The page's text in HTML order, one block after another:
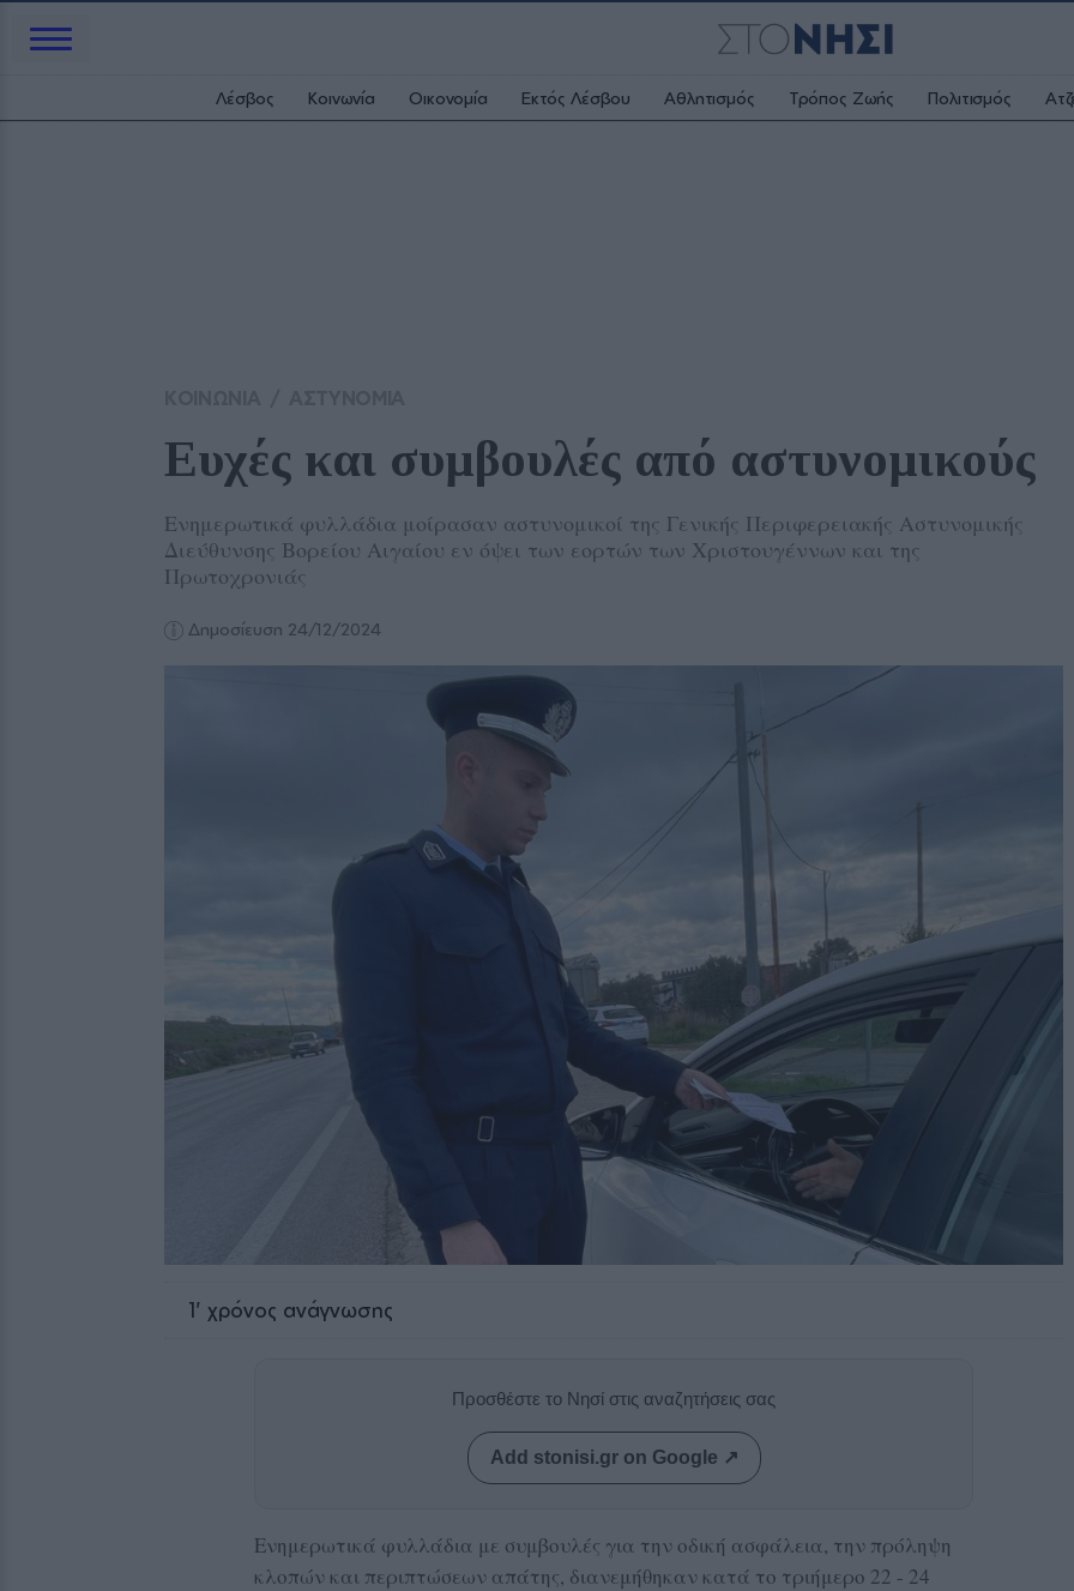
Λέσβος Κοινωνία Οικονομία Εκτός Λέσβου Αθλητισμός Τρόπος Ζωής Πολιτισμός
Ευχές και συμβουλές από αστυνομικούς
Ενημερωτικά φυλλάδια μοίρασαν αστυνομικοί της Γενικής Περιφερειακής Αστυνομικής
Διεύθυνσης Βορείου Αιγαίου εν όψει των εορτών των Χριστουγέννων και της
Πρωτοχρονιάς
Δημοσίευση 24/12/2024
1' χρόνος ανάγνωσης
Προσθέστε το Νησί στις αναζητήσεις σας
Add stonisi.gr on Google ↗
Ενημερωτικά φυλλάδια με συμβουλές για την οδική ασφάλεια, την πρόληψη
κλοπών και περιπτώσεων απάτης, διανεμήθηκαν κατά το τριήμερο 22 - 24